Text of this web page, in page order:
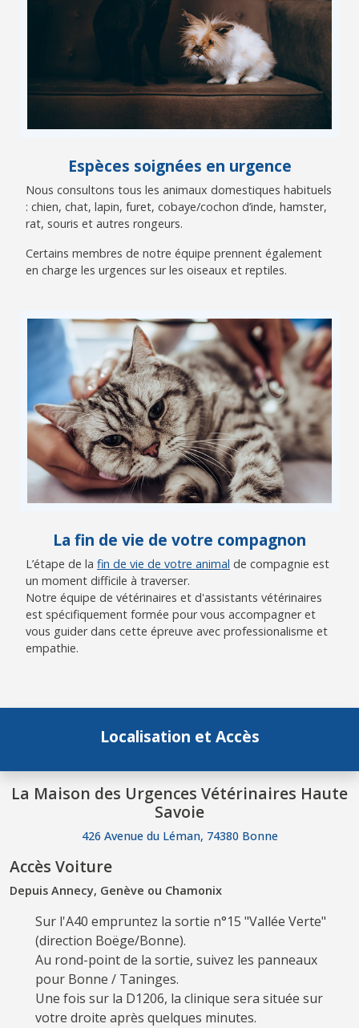
Espèces soignées en urgence
Nous consultons tous les animaux domestiques habituels
: chien, chat, lapin, furet, cobaye/cochon d’inde, hamster,
rat, souris et autres rongeurs.
Certains membres de notre équipe prennent également
en charge les urgences sur les oiseaux et reptiles.
La fin de vie de votre compagnon
L’étape de la fin de vie de votre animal de compagnie est
un moment difficile à traverser.
Notre équipe de vétérinaires et d'assistants vétérinaires
est spécifiquement formée pour vous accompagner et
vous guider dans cette épreuve avec professionalisme et
empathie.
Localisation et Accès
La Maison des Urgences Vétérinaires Haute
Savoie
426 Avenue du Léman, 74380 Bonne
Accès Voiture
Depuis Annecy, Genève ou Chamonix
Sur l'A40 empruntez la sortie n°15 "Vallée Verte"
(direction Boëge/Bonne).
Au rond-point de la sortie, suivez les panneaux
pour Bonne / Taninges.
Une fois sur la D1206, la clinique sera située sur
votre droite après quelques minutes.